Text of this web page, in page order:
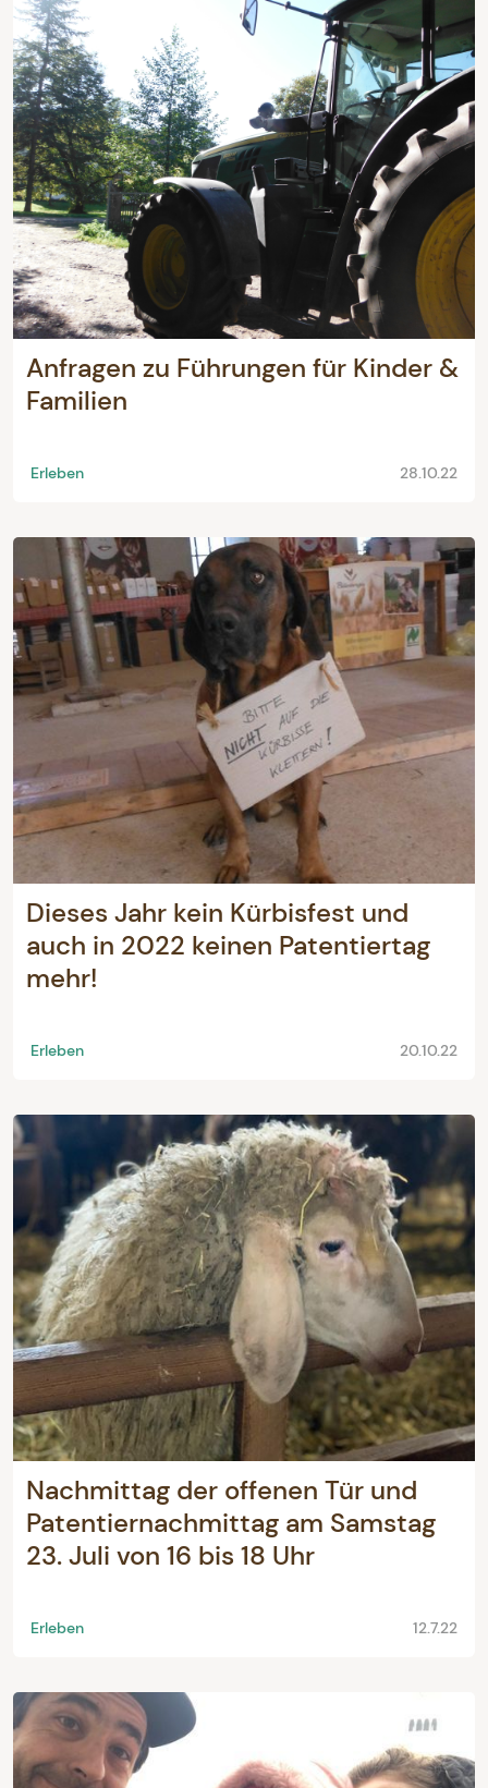
Anfragen zu Führungen für Kinder &
Familien
Erleben 28.10.22
Dieses Jahr kein Kürbisfest und
auch in 2022 keinen Patentiertag
mehr!
Erleben 20.10.22
Nachmittag der offenen Tür und
Patentiernachmittag am Samstag
23. Juli von 16 bis 18 Uhr
Erleben 12.7.22